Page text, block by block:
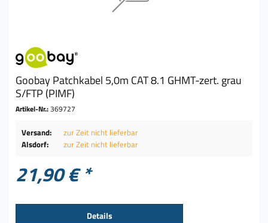
Goobay Patchkabel 5,0m CAT 8.1 GHMT-zert. grau
S/FTP (PIMF)
Artikel-Nr.:369727
Versand:
zur Zeit nicht lieferbar
Alsdorf:
zur Zeit nicht lieferbar
21,90 € *
Details